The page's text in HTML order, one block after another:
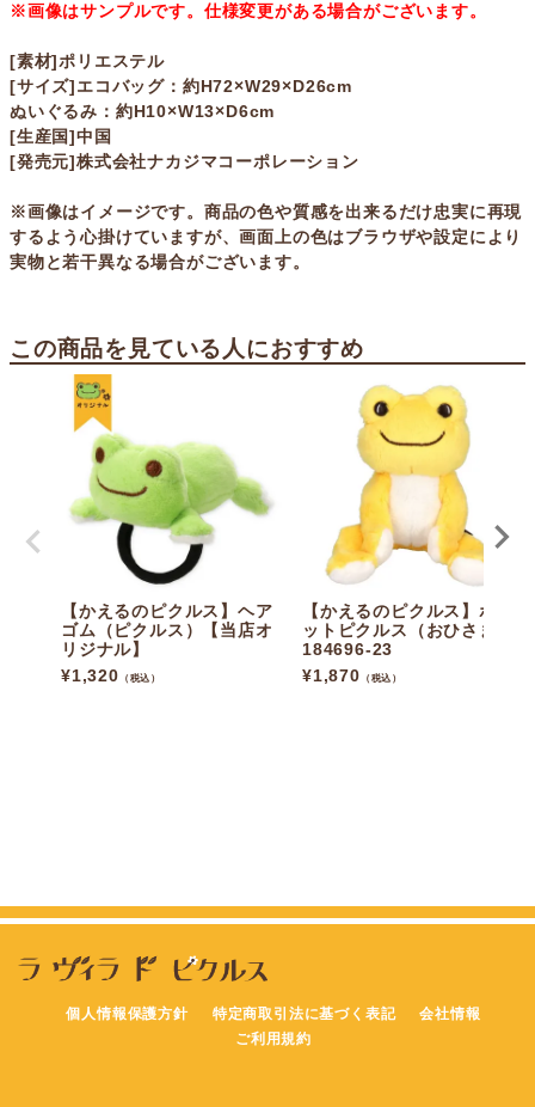
※画像はサンプルです。仕様変更がある場合がございます。
[素材]ポリエステル
[サイズ]エコバッグ：約H72×W29×D26cm
ぬいぐるみ：約H10×W13×D6cm
[生産国]中国
[発売元]株式会社ナカジマコーポレーション
※画像はイメージです。商品の色や質感を出来るだけ忠実に再現
するよう心掛けていますが、画面上の色はブラウザや設定により
実物と若干異なる場合がございます。
この商品を見ている人におすすめ
【かえるのピクルス】ヘア
ゴム（ピクルス）【当店オ
リジナル】
¥1,320 （税込）
【かえるのピクルス】ポケ
ットピクルス（おひさま）
184696-23
¥1,870 （税込）
個人情報保護方針 特定商取引法に基づく表記
会社情報
ご利用規約